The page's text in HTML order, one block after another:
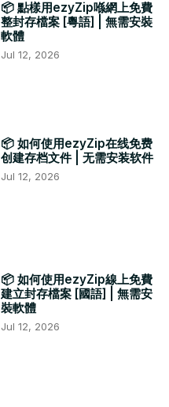
📦 點樣用ezyZip喺網上免費
整封存檔案 [粵語] | 無需安裝
軟體
Jul 12, 2026
📦 如何使用ezyZip在线免费
创建存档文件 | 无需安装软件
Jul 12, 2026
📦 如何使用ezyZip線上免費
建立封存檔案 [國語] | 無需安
裝軟體
Jul 12, 2026